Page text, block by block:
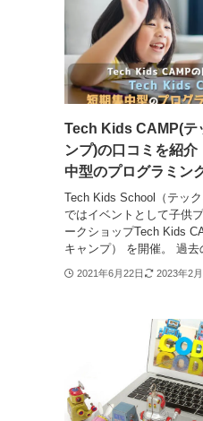
Tech Kids CAMP(テ
ンプ)の口コミを紹
中型のプログラミン
Tech Kids School（テック
ではイベントとして子供
ークショップTech Kids
キャンプ） を開催。 過去
2021年6月22日 2023年2